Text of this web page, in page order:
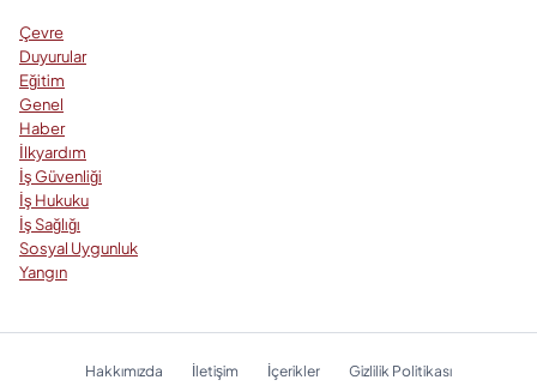
Çevre
Duyurular
Eğitim
Genel
Haber
İlkyardım
İş Güvenliği
İş Hukuku
İş Sağlığı
Sosyal Uygunluk
Yangın
Hakkımızda İletişim İçerikler
Gizlilik Politikası